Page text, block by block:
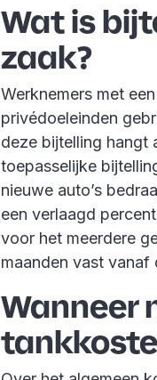
Wat is
zaak?
Werknemers met
privédoeleinden
deze bijtelling hangt
toepasselijke
nieuwe auto’s
een verlaagd
voor het meerdere
maanden vast vanaf
Wanneer